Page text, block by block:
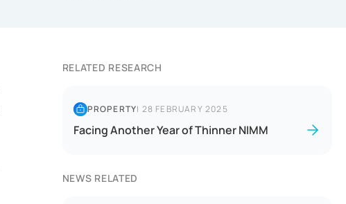
RELATED RESEARCH
PROPERTY| 28 FEBRUARY 2025
Facing Another Year of Thinner NIMM
NEWS RELATED